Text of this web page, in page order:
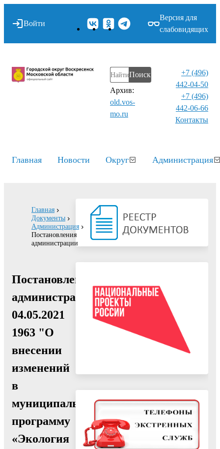
Войти
Версия для
слабовидящих
Поиск
Архив:
old.vos-
mo.ru
+7 (496)
442-04-50
+7 (496)
442-06-66
Контакты⁠
Главная Новости Округ Администрация
Главная
Документы
Администрация
Постановления
администрации
Постановление
администрации
04.05.2021
1963 "О
внесении
изменений
в
муниципальную
программу
«Экология